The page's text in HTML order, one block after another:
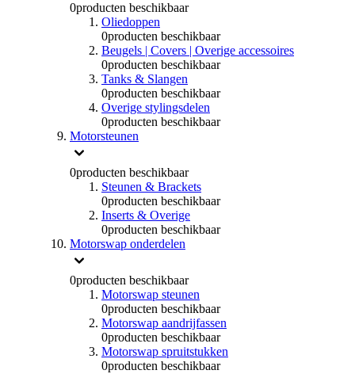
0producten beschikbaar
Oliedoppen
0producten beschikbaar
Beugels | Covers | Overige accessoires
0producten beschikbaar
Tanks & Slangen
0producten beschikbaar
Overige stylingsdelen
0producten beschikbaar
Motorsteunen
0producten beschikbaar
Steunen & Brackets
0producten beschikbaar
Inserts & Overige
0producten beschikbaar
Motorswap onderdelen
0producten beschikbaar
Motorswap steunen
0producten beschikbaar
Motorswap aandrijfassen
0producten beschikbaar
Motorswap spruitstukken
0producten beschikbaar